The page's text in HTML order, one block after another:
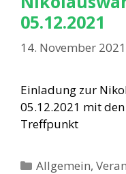
05.12.2021
14. November 2021
Einladung zur
05.12.2021 mit den
Treffpunkt
Kategorien
Allgemein,